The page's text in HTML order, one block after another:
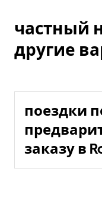
частный
другие
поездки
заказу в